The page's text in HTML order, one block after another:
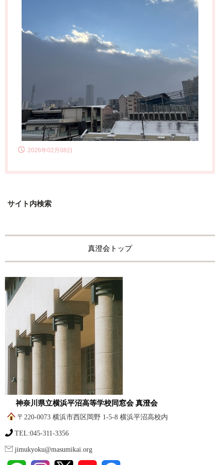
2026年02月08日
サイト内検索
真澄会トップ
神奈川県立横浜平沼高等学校同窓会 真澄会
〒220-0073 横浜市西区岡野 1-5-8 横浜平沼高校内
TEL:045-311-3356
jimukyoku@masumikai.org